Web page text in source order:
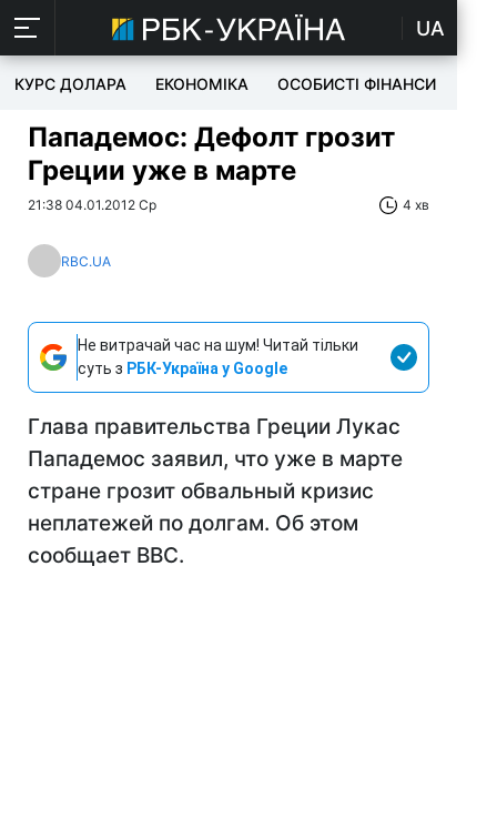
UA
КУРС ДОЛАРА ЕКОНОМІКА ОСОБИСТІ ФІНАНСИ
Пападемос: Дефолт грозит
Греции уже в марте
21:38 04.01.2012 Ср 4 хв
RBC.UA
Не витрачай час на шум! Читай тільки
суть з РБК-Україна у Google
Глава правительства Греции Лукас
Пападемос заявил, что уже в марте
стране грозит обвальный кризис
неплатежей по долгам. Об этом
сообщает BBC.